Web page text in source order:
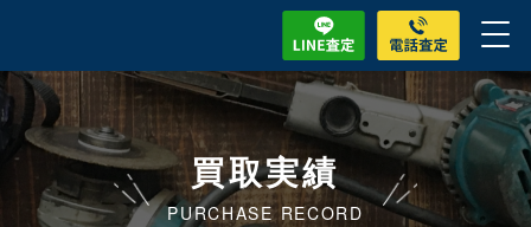
買取実績
PURCHASE RECORD